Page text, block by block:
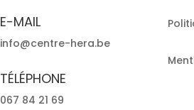
E-MAIL
info@centre-hera.be
TÉLÉPHONE
067 84 21 69